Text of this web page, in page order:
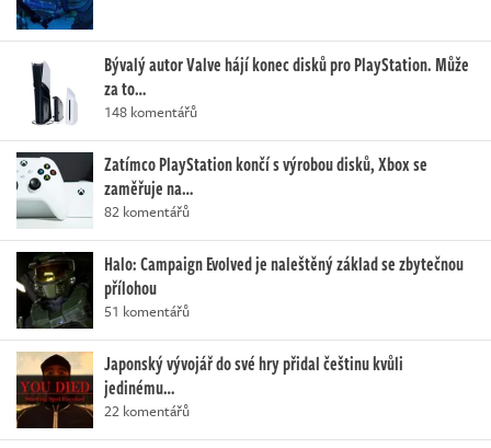
Bývalý autor Valve hájí konec disků pro PlayStation. Může
za to…
148 komentářů
Zatímco PlayStation končí s výrobou disků, Xbox se
zaměřuje na…
82 komentářů
Halo: Campaign Evolved je naleštěný základ se zbytečnou
přílohou
51 komentářů
Japonský vývojář do své hry přidal češtinu kvůli
jedinému…
22 komentářů